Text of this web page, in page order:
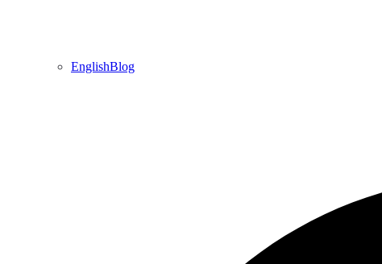
EnglishBlog